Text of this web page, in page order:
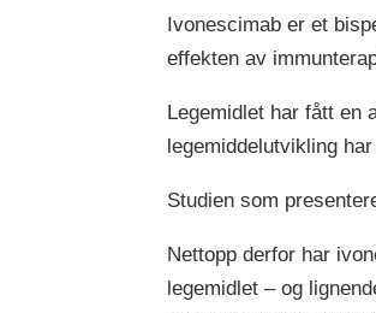
Ivonescimab er et
effekten av
Legemidlet har fått en
legemiddelutvikling
Studien som
Nettopp derfor har
legemidlet – og